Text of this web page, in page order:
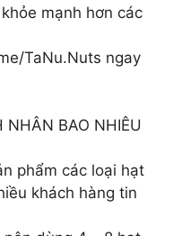
mạnh hơn các
TaNu.Nuts ngay
NHÂN BAO NHIÊU
phẩm các loại hạt
khách hàng tin